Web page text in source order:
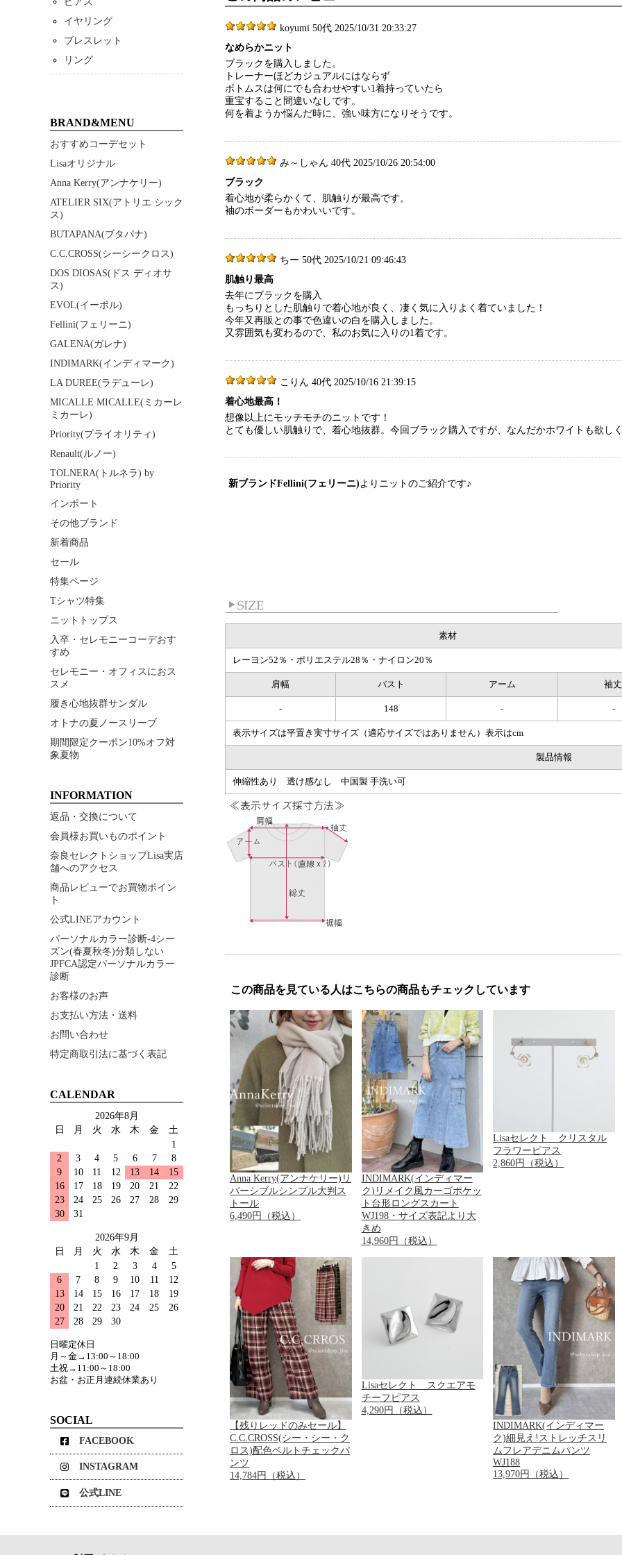
koyumi 50代 2025/10/31 20:33:27
なめらかニット
ブラックを購入しました。
トレーナーほどカジュアルにはならず
ボトムスは何にでも合わせやすい1着持っていたら
重宝すること間違いなしです。
何を着ようか悩んだ時に、強い味方になりそうです。
み～しゃん 40代 2025/10/26 20:54:00
ブラック
着心地が柔らかくて、肌触りが最高です。
袖のボーダーもかわいいです。
ちー 50代 2025/10/21 09:46:43
肌触り最高
去年にブラックを購入
もっちりとした肌触りで着心地が良く、凄く気に入りよく着ていました！
今年又再販との事で色違いの白を購入しました。
又雰囲気も変わるので、私のお気に入りの1着です。
こりん 40代 2025/10/16 21:39:15
着心地最高！
想像以上にモッチモチのニットです！
とても優しい肌触りで、着心地抜群。今回ブラック購入ですが、なんだかホワイトも欲し
新ブランドFellini(フェリーニ)よりニットのご紹介です♪
素材
レーヨン52％・ポリエステル28％・ナイロン20％
肩幅 バスト アーム 袖丈
- 148 - -
表示サイズは平置き実寸サイズ（適応サイズではありません）表示はcm
製品情報
伸縮性あり 透け感なし 中国製 手洗い可
この商品を見ている人はこちらの商品もチェックしています
Anna Kerry(アンナケリー)リ
バーシブルシンプル大判ス
トール
6,490円（税込）
INDIMARK(インディマー
ク)リメイク風カーゴポケッ
ト台形ロングスカート
WJ198・サイズ表記より大
きめ
14,960円（税込）
Lisaセレクト クリスタル
フラワーピアス
2,860円（税込）
【残りレッドのみセール】
C.C.CROSS(シー・シー・ク
ロス)配色ベルトチェックパ
ンツ
14,784円（税込）
Lisaセレクト スクエアモ
チーフピアス
4,290円（税込）
INDIMARK(インディマー
ク)細見え!ストレッチスリ
ムフレアデニムパンツ
WJ188
13,970円（税込）
イヤリング
ブレスレット
リング
BRAND&MENU
おすすめコーデセット
Lisaオリジナル
Anna Kerry(アンナケリー)
ATELIER SIX(アトリエ シック
ス)
BUTAPANA(ブタパナ)
C.C.CROSS(シーシークロス)
DOS DIOSAS(ドス ディオサ
ス)
EVOL(イーボル)
Fellini(フェリーニ)
GALENA(ガレナ)
INDIMARK(インディマーク)
LA DUREE(ラデューレ)
MICALLE MICALLE(ミカーレ
ミカーレ)
Priority(プライオリティ)
Renault(ルノー)
TOLNERA(トルネラ) by
Priority
インポート
その他ブランド
新着商品
セール
特集ページ
Tシャツ特集
ニットトップス
入卒・セレモニーコーデおす
すめ
セレモニー・オフィスにおス
スメ
履き心地抜群サンダル
オトナの夏ノースリーブ
期間限定クーポン10%オフ対
象夏物
INFORMATION
返品・交換について
会員様お買いものポイント
奈良セレクトショップLisa実店
舗へのアクセス
商品レビューでお買物ポイン
ト
公式LINEアカウント
パーソナルカラー診断-4シー
ズン(春夏秋冬)分類しない
JPFCA認定パーソナルカラー
診断
お客様のお声
お支払い方法・送料
お問い合わせ
特定商取引法に基づく表記
CALENDAR
2026年8月
日
月 火 水 木 金
土
1
2
3 4 5 6 7
8
9
10 11 12 13 14
15
16
17 18 19 20 21
22
23
24 25 26 27 28
29
30
31
2026年9月
日
月 火 水 木 金
土
1
2 3 4
5
6
7 8 9 10 11
12
13
14 15 16 17 18
19
20
21 22 23 24 25
26
27
28 29 30
日曜定休日
月～金→13:00～18:00
土祝→11:00～18:00
お盆・お正月連続休業あり
SOCIAL
FACEBOOK
INSTAGRAM
公式LINE